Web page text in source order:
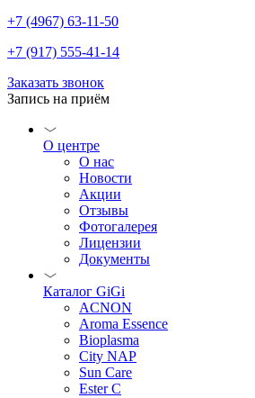
+7 (4967) 63-11-50
+7 (917) 555-41-14
Заказать звонок
Запись на приём
О центре
О нас
Новости
Акции
Отзывы
Фотогалерея
Лицензии
Документы
Каталог GiGi
ACNON
Aroma Essence
Bioplasma
City NAP
Sun Care
Ester C